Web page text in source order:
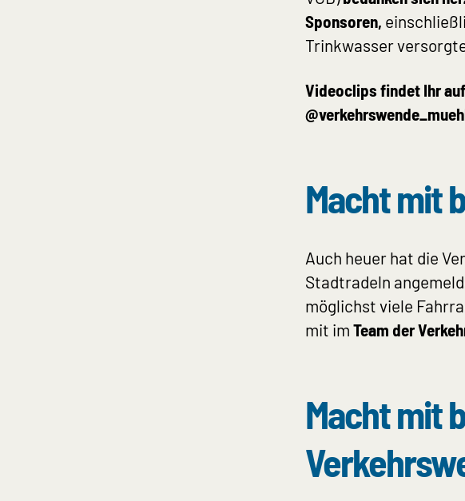
Sponsoren,
Trinkwasser
Videoclips findet Ihr
Macht mit
Auch heuer hat die
Stadtradeln
möglichst viele
mit im Team der
Macht mit